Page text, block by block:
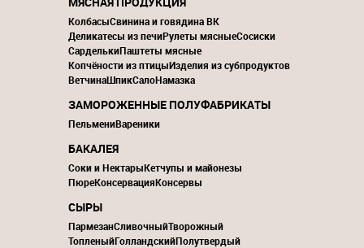
КолбасыСвинина и говядина ВК
Деликатесы из печиРулеты мясныеСосиски
СарделькиПаштеты мясные
Копчёности из птицыИзделия из субпродуктов
ВетчинаШпикСалоНамазка
ЗАМОРОЖЕННЫЕ ПОЛУФАБРИКАТЫ
ПельмениВареники
БАКАЛЕЯ
Соки и НектарыКетчупы и майонезы
ПюреКонсервацияКонсервы
СЫРЫ
ПармезанСливочныйТворожный
ТопленыйГолландскийПолутвердый